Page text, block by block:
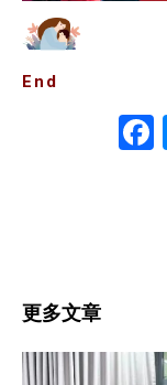
End
更多文章